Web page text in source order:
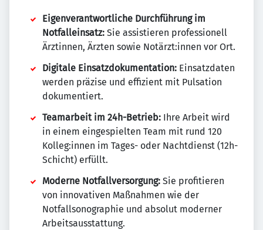
Eigenverantwortliche Durchführung im
Notfalleinsatz: Sie assistieren professionell
Ärztinnen, Ärzten sowie Notärzt:innen vor Ort.
Digitale Einsatzdokumentation: Einsatzdaten
werden präzise und effizient mit Pulsation
dokumentiert.
Teamarbeit im 24h-Betrieb: Ihre Arbeit wird
in einem eingespielten Team mit rund 120
Kolleg:innen im Tages- oder Nachtdienst (12h-
Schicht) erfüllt.
Moderne Notfallversorgung: Sie profitieren
von innovativen Maßnahmen wie der
Notfallsonographie und absolut moderner
Arbeitsausstattung.